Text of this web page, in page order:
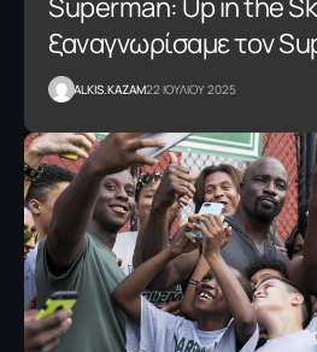
ξαναγνωρίσαμε τον
ALKIS.KAZAM22 ΙΟΥΛΙΟΥ 2025